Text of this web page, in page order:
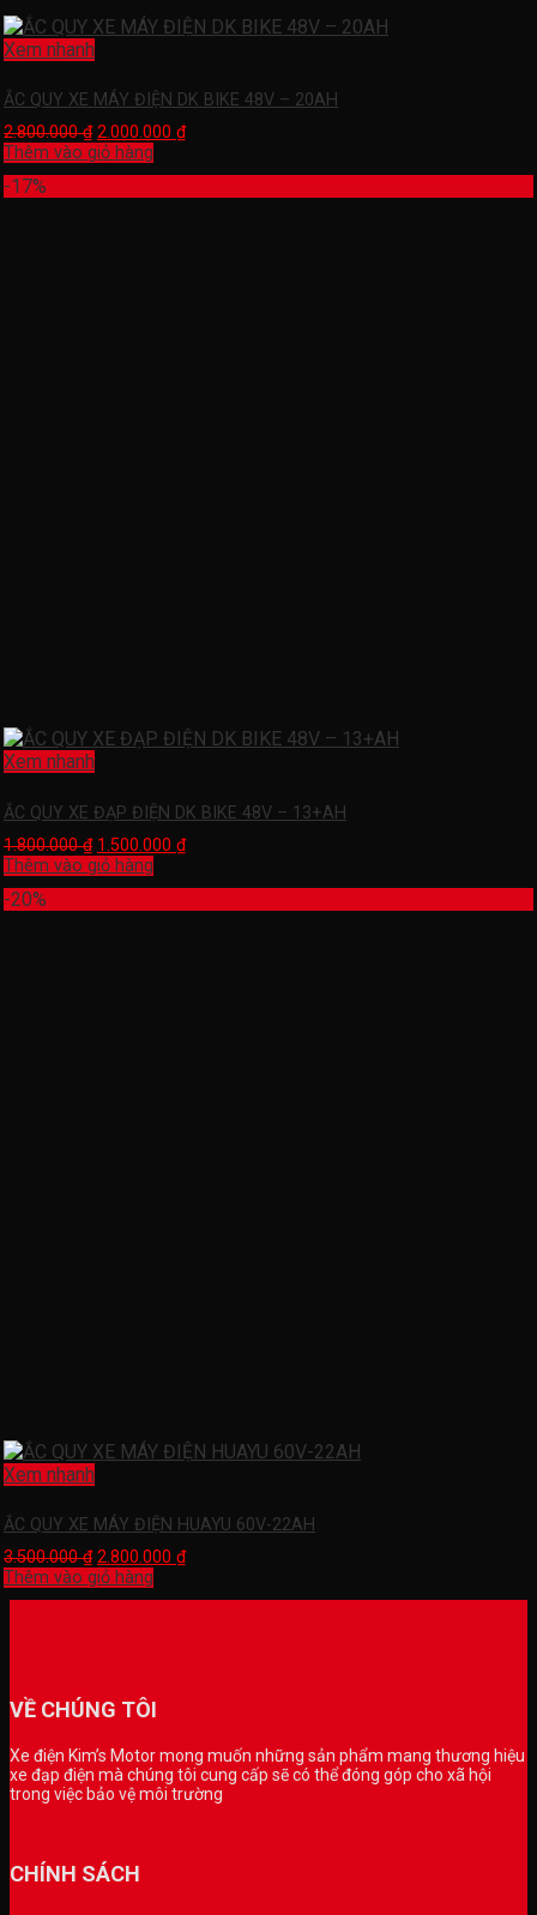
Xem nhanh
ẮC QUY XE MÁY ĐIỆN DK BIKE 48V – 20AH
2.800.000₫ 2.000.000 ₫
Thêm vào giỏ hàng
-17%
Xem nhanh
ẮC QUY XE ĐẠP ĐIỆN DK BIKE 48V – 13+AH
1.800.000₫ 1.500.000 ₫
Thêm vào giỏ hàng
-20%
Xem nhanh
ẮC QUY XE MÁY ĐIỆN HUAYU 60V-22AH
3.500.000₫ 2.800.000 ₫
Thêm vào giỏ hàng
VỀ CHÚNG TÔI
Xe điện Kim’s Motor mong muốn những sản phẩm mang thương hiệu
xe đạp điện mà chúng tôi cung cấp sẽ có thể đóng góp cho xã hội
trong việc bảo vệ môi trường
CHÍNH SÁCH